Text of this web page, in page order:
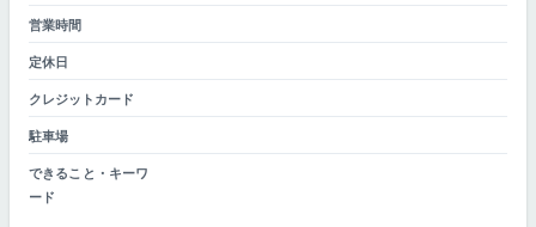
営業時間
定休日
クレジットカード
駐車場
できること・キーワ
ード